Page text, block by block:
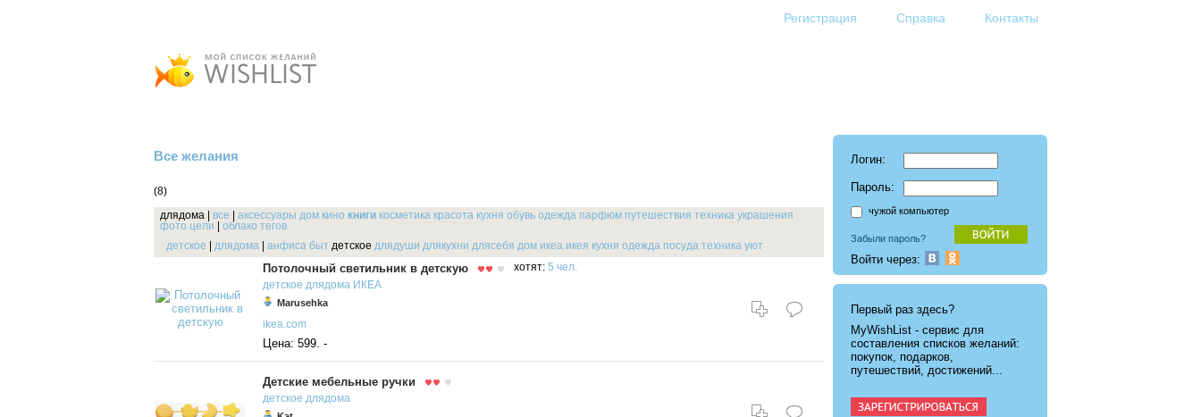
Регистрация Справка Контакты
Все желания
(8)
длядома все аксессуары дом кино книги косметика красота кухня обувь одежда парфюм путешествия техника украшения
фото цели
облако тегов
детское
длядома анфиса быт детское длядуши длякухни длясебя дом икеа икея кухня одежда посуда техника уют
Потолочный светильник в детскую хотят: 5 чел.
детское длядома ИКЕА
Marusehka
ikea.com
Цена: 599. -
Детские мебельные ручки
детское длядома
Логин:
Пароль:
чужой компьютер
Забыли пароль?
Войти через:
Первый раз здесь?
MyWishList - cервис для
составления списков желаний:
покупок, подарков,
путешествий, достижений...